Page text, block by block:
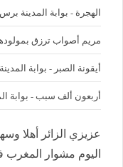
الهجرة - بوابة المدينة برس
مريم أصواب ترزق
أيقونة الصبر - بوابة
أربعون ألف سبب - بوابة
عزيزي الزائر أهلا